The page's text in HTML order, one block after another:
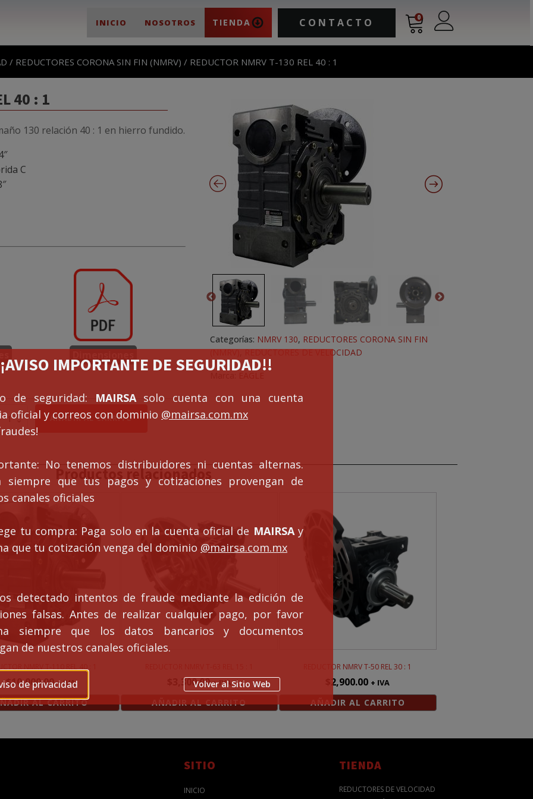
INICIO NOSOTROS TIENDA CONTACTO 0
IMPORTANTE DE SEGURIDAD!!
de seguridad: MAIRSAsolo cuenta con una cuenta
oficial y correos con dominio @mairsa.com.mx
No tenemos distribuidores ni cuentas alternas.
siempre que tus pagos y cotizaciones provengan de
canales oficiales
tu compra: Paga solo en la cuenta oficial de MAIRSAy
que tu cotización venga del dominio @mairsa.com.mx
detectado intentos de fraude mediante la edición de
falsas. Antes de realizar cualquier pago, por favor
siempre que los datos bancarios y documentos
de nuestros canales oficiales.
de privacidad Volver al Sitio Web
/ REDUCTORES CORONA SIN FIN (NMRV) / REDUCTOR NMRV T-130 REL 40 : 1
40 : 1
130 relación 40 : 1 en hierro fundido.
C
AÑADIR AL CARRITO
Categorías: NMRV 130, REDUCTORES CORONA SIN FIN
(NMRV),REDUCTORES DE VELOCIDAD
Productos relacionados
$10,000.00 + IVA
AL CARRITO
3,300.00 + IVA
AÑADIR AL CARRITO
REDUCTOR NMRV T-50 REL 30 : 1
2,900.00 + IVA
AÑADIR AL CARRITO
SITIO
INICIO
TIENDA
REDUCTORES DE VELOCIDAD